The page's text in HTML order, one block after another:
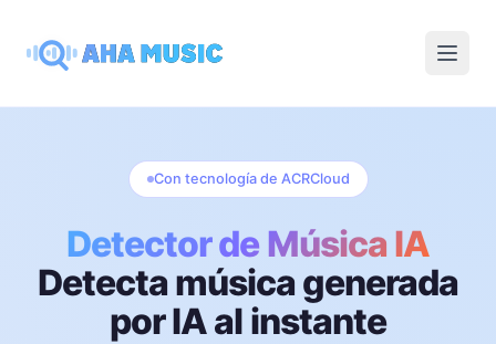
Open
Con tecnología de ACRCloud
Detector de Música IA
Detecta música generada
por IA al instante